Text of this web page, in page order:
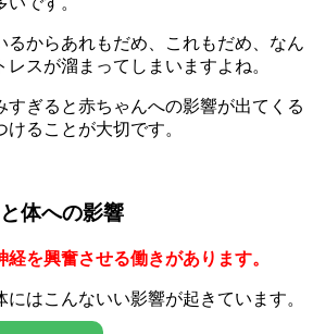
るからあれもだめ、これもだめ、なん
スが溜まってしまいますよね。
すぎると赤ちゃんへの影響が出てくる
ることが大切です。
体への影響
を興奮させる働きがあります。
はこんないい影響が起きています。